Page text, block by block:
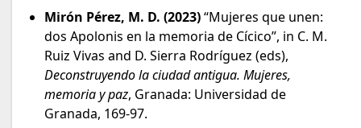
Mirón Pérez, M. D. (2023)“Mujeres que unen:
dos Apolonis en la memoria de Cícico”, in C. M.
Ruiz Vivas and D. Sierra Rodríguez (eds),
Deconstruyendo la ciudad antigua. Mujeres,
memoria y paz, Granada: Universidad de
Granada, 169-97.